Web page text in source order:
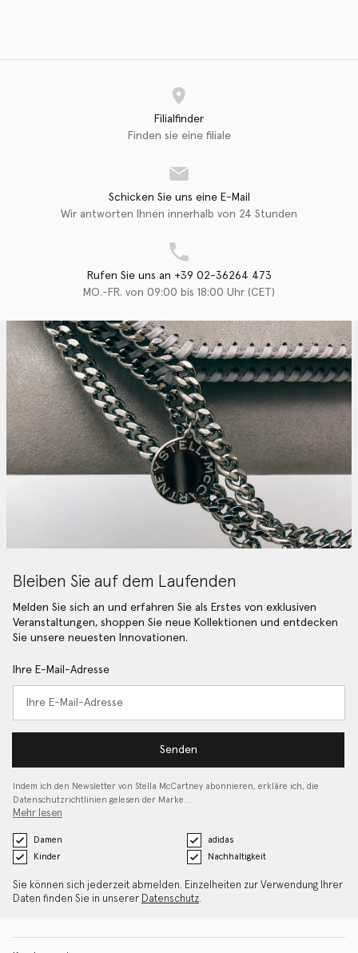
Filialfinder
Finden sie eine filiale
Schicken Sie uns eine E-Mail
Wir antworten Ihnen innerhalb von 24 Stunden
Rufen Sie uns an +39 02-36264 473
MO.-FR. von 09:00 bis 18:00 Uhr (CET)
Bleiben Sie auf dem Laufenden
Melden Sie sich an und erfahren Sie als Erstes von exklusiven
Veranstaltungen, shoppen Sie neue Kollektionen und entdecken
Sie unsere neuesten Innovationen.
Ihre E-Mail-Adresse
Senden
Indem ich den Newsletter von Stella McCartney abonnieren, erkläre ich, die
Datenschutzrichtlinien gelesen der Marke…
Mehr lesen
Damen
adidas
Kinder
Nachhaltigkeit
Sie können sich jederzeit abmelden. Einzelheiten zur Verwendung Ihrer
Daten finden Sie in unserer Datenschutz.